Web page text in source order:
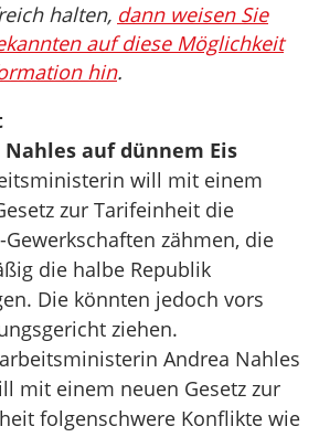
halten, dann weisen Sie
auf diese Möglichkeit
hin.
Nahles auf dünnem Eis
will mit einem
zur Tarifeinheit die
Gewerkschaften zähmen, die
die halbe Republik
Die könnten jedoch vors
ziehen.
Andrea Nahles
mit einem neuen Gesetz zur
folgenschwere Konflikte wie